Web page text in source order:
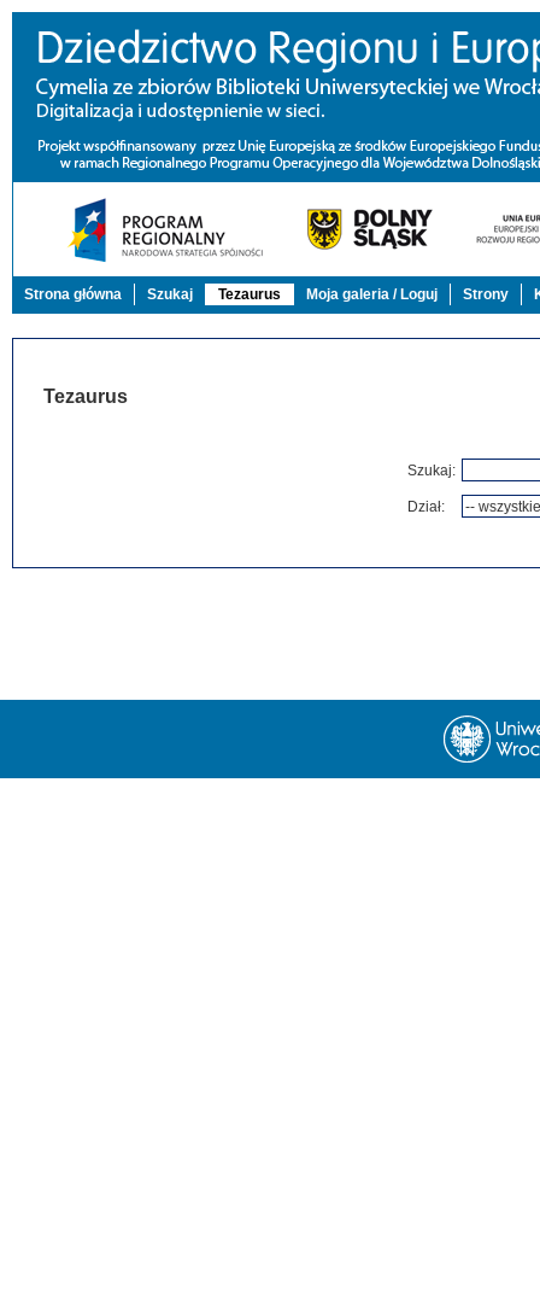
Strona główna Szukaj Tezaurus Moja galeria / Loguj Strony
Tezaurus
Szukaj:
Dział: